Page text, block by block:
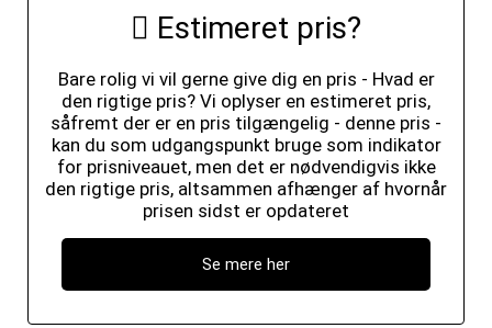
Estimeret pris?
Bare rolig vi vil gerne give dig en pris - Hvad er
den rigtige pris? Vi oplyser en estimeret pris,
såfremt der er en pris tilgængelig - denne pris -
kan du som udgangspunkt bruge som indikator
for prisniveauet, men det er nødvendigvis ikke
den rigtige pris, altsammen afhænger af hvornår
prisen sidst er opdateret
Se mere her